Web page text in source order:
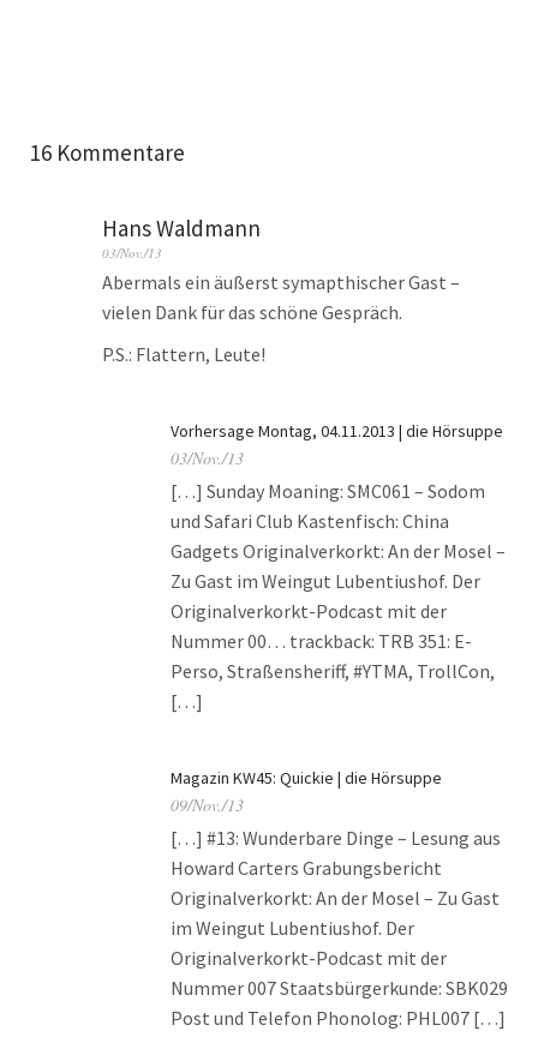
16 Kommentare
Hans Waldmann
03/Nov./13
Abermals ein äußerst symapthischer Gast –
vielen Dank für das schöne Gespräch.
P.S.: Flattern, Leute!
Vorhersage Montag, 04.11.2013 | die Hörsuppe
03/Nov./13
[…] Sunday Moaning: SMC061 – Sodom
und Safari Club Kastenfisch: China
Gadgets Originalverkorkt: An der Mosel –
Zu Gast im Weingut Lubentiushof. Der
Originalverkorkt-Podcast mit der
Nummer 00… trackback: TRB 351: E-
Perso, Straßensheriff, #YTMA, TrollCon,
[…]
Magazin KW45: Quickie | die Hörsuppe
09/Nov./13
[…] #13: Wunderbare Dinge – Lesung aus
Howard Carters Grabungsbericht
Originalverkorkt: An der Mosel – Zu Gast
im Weingut Lubentiushof. Der
Originalverkorkt-Podcast mit der
Nummer 007 Staatsbürgerkunde: SBK029
Post und Telefon Phonolog: PHL007 […]